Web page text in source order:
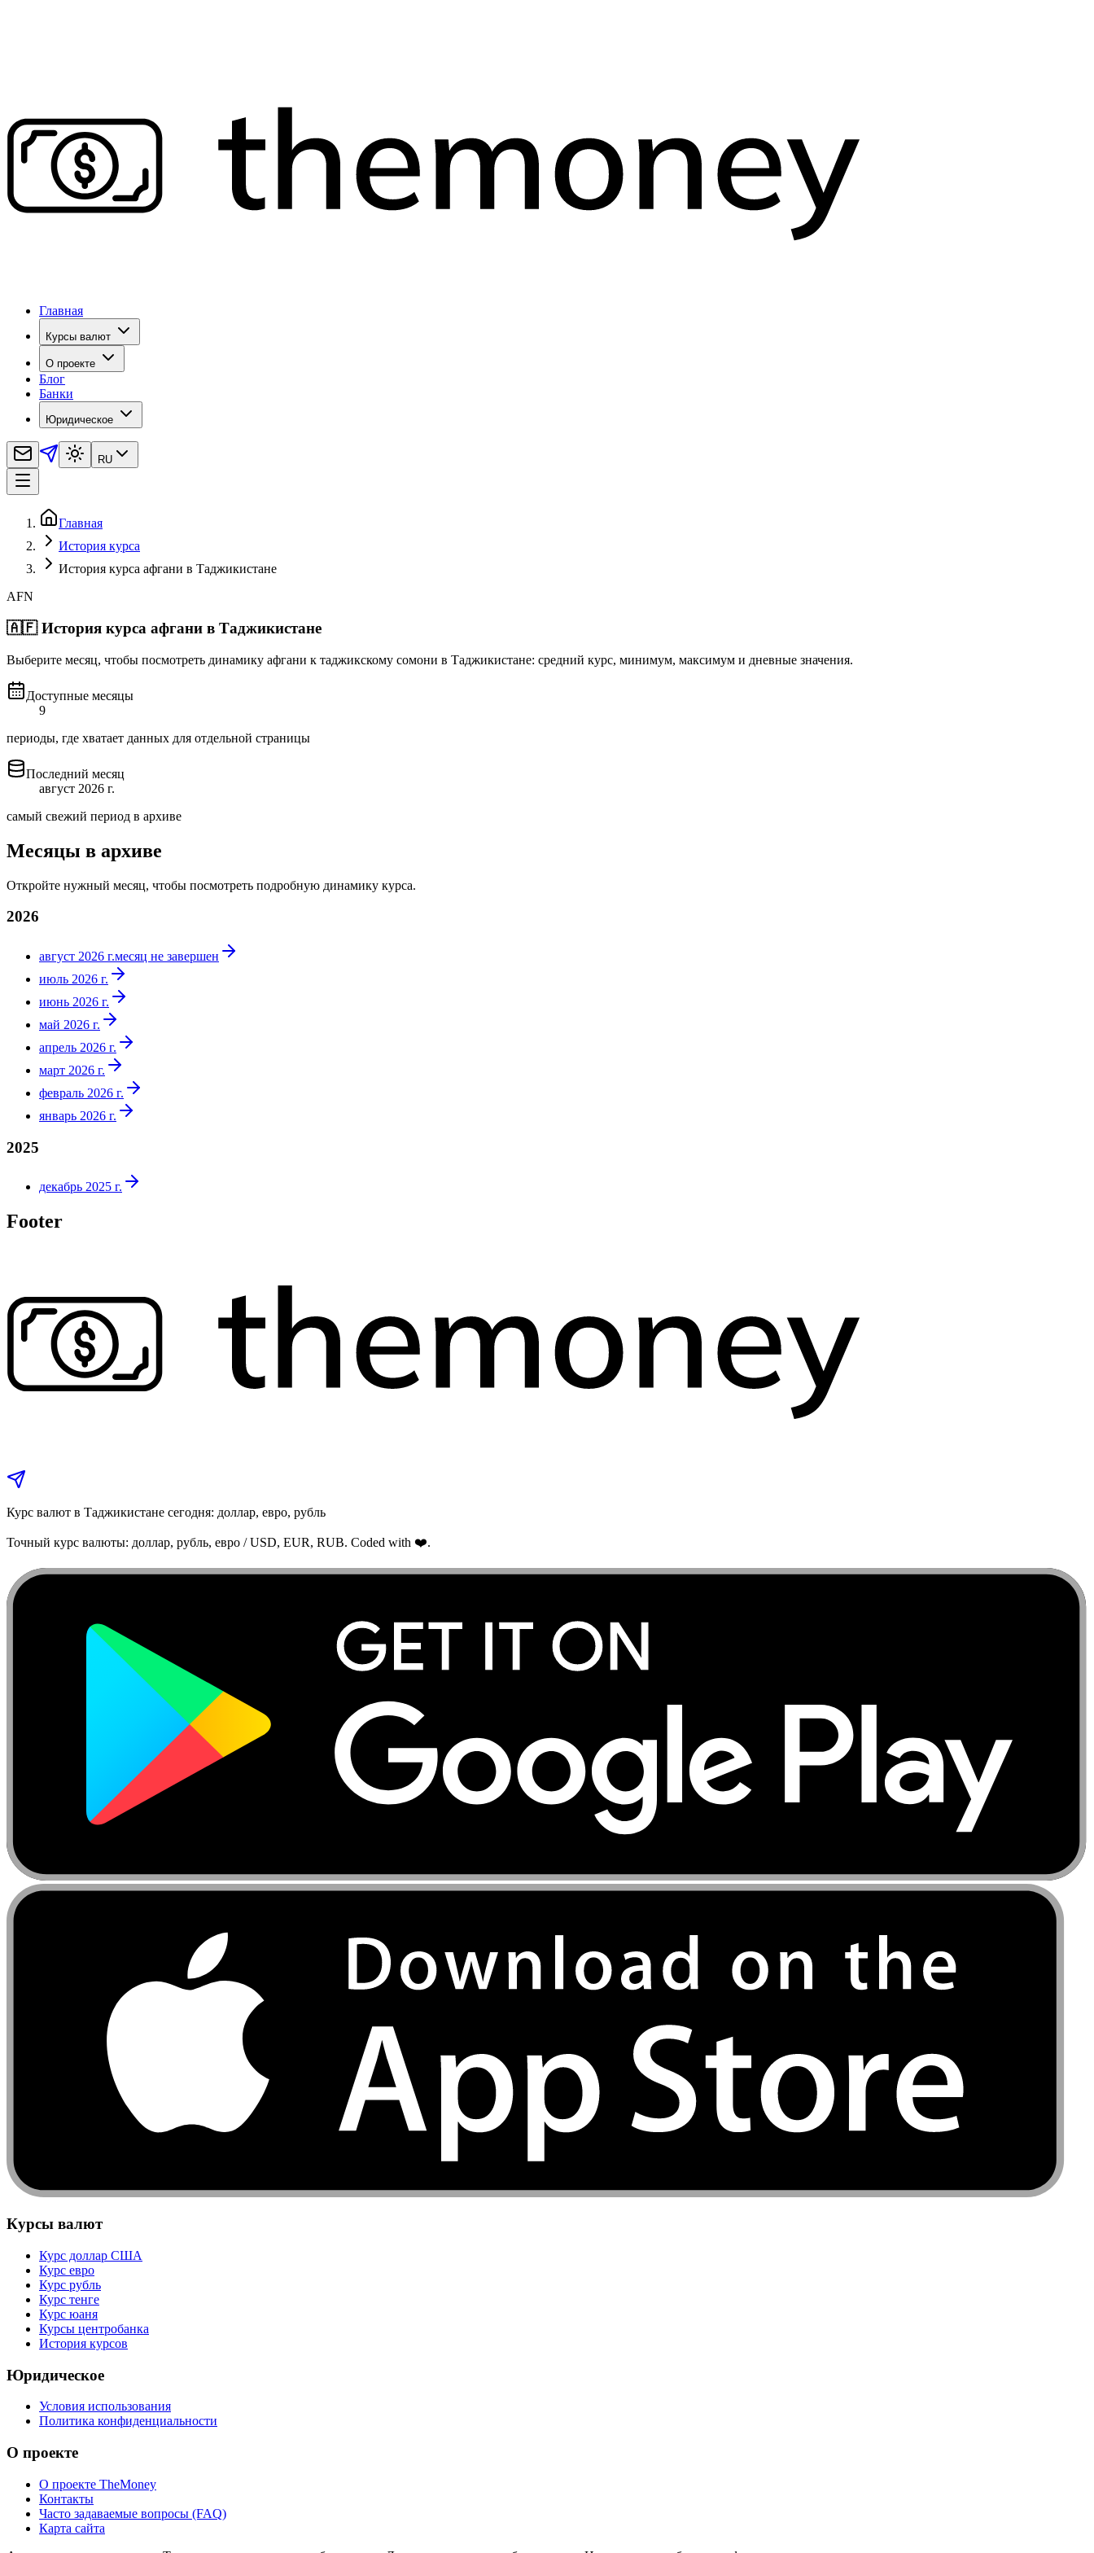
Главная
Курсы валют
О проекте
Блог
Банки
Юридическое
RU
Главная
История курса
История курса афгани в Таджикистане
AFN
🇦🇫 История курса афгани в Таджикистане
Выберите месяц, чтобы посмотреть динамику афгани к таджикскому сомони в Таджикистане: средний курс, минимум, максимум и дневные значения.
Доступные месяцы
9
периоды, где хватает данных для отдельной страницы
Последний месяц
август 2026 г.
самый свежий период в архиве
Месяцы в архиве
Откройте нужный месяц, чтобы посмотреть подробную динамику курса.
2026
август 2026 г.месяц не завершен
июль 2026 г.
июнь 2026 г.
май 2026 г.
апрель 2026 г.
март 2026 г.
февраль 2026 г.
январь 2026 г.
2025
декабрь 2025 г.
Footer
Курс валют в Таджикистане сегодня: доллар, евро, рубль
Точный курс валюты: доллар, рубль, евро / USD, EUR, RUB. Coded with ❤️.
Курсы валют
Курс доллар США
Курс евро
Курс рубль
Курс тенге
Курс юаня
Курсы центробанка
История курсов
Юридическое
Условия использования
Политика конфиденциальности
О проекте
О проекте TheMoney
Контакты
Часто задаваемые вопросы (FAQ)
Карта сайта